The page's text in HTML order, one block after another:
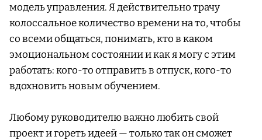
модель управления. Я действительно трачу
колоссальное количество времени на то, чтобы
со всеми общаться, понимать, кто в каком
эмоциональном состоянии и как я могу с этим
работать: кого-то отправить в отпуск, кого-то
вдохновить новым обучением.
Любому руководителю важно любить свой
проект и гореть идеей — только так он сможет